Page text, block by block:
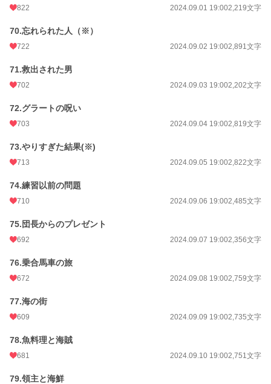
822 2024.09.01 19:002,219文字
70.忘れられた人（※）
722 2024.09.02 19:002,891文字
71.救出された男
702 2024.09.03 19:002,202文字
72.グラートの呪い
703 2024.09.04 19:002,819文字
73.やりすぎた結果(※)
713 2024.09.05 19:002,822文字
74.練習以前の問題
710 2024.09.06 19:002,485文字
75.団長からのプレゼント
692 2024.09.07 19:002,356文字
76.乗合馬車の旅
672 2024.09.08 19:002,759文字
77.海の街
609 2024.09.09 19:002,735文字
78.魚料理と海賊
681 2024.09.10 19:002,751文字
79.領主と海鮮